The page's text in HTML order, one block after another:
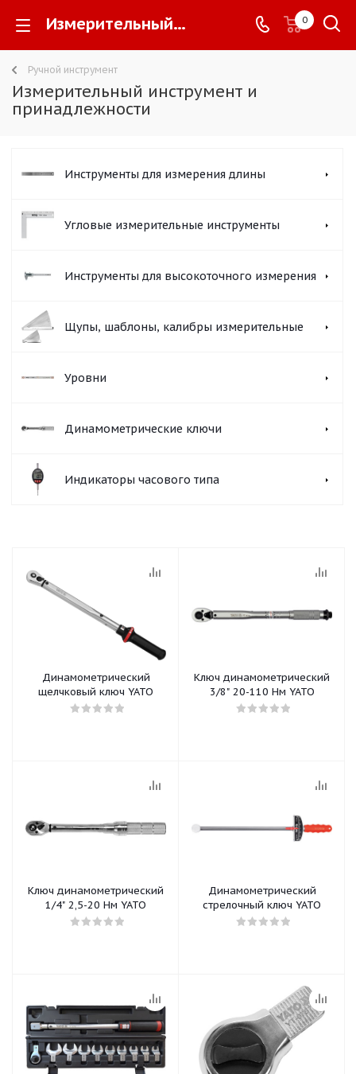
Измерительный инструмент и принадлежности - 0
Ручной инструмент
Измерительный инструмент и
принадлежности
Инструменты для измерения длины
Угловые измерительные инструменты
Инструменты для высокоточного измерения
Щупы, шаблоны, калибры измерительные
Уровни
Динамометрические ключи
Индикаторы часового типа
Динамометрический
щелчковый ключ YATO
Ключ динамометрический
3/8" 20-110 Нм YATO
Ключ динамометрический
1/4" 2,5-20 Нм YATO
Динамометрический
стрелочный ключ YATO